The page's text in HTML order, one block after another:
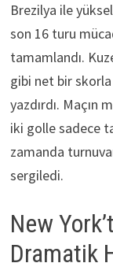
Brezilya ile
son 16 turu
tamamlandı.
gibi net bir
yazdırdı. Maçın
iki golle sadece
zamanda
sergiledi.
New
Dramatik